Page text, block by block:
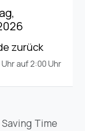
zurück
auf 2:00 Uhr
Time